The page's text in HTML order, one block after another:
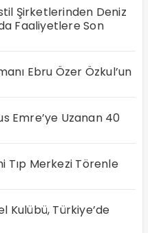
Şirketlerinden Deniz
Faaliyetlere Son
Ebru Özer Özkul’un
Emre’ye Uzanan 40
Tıp Merkezi Törenle
Kulübü, Türkiye’de